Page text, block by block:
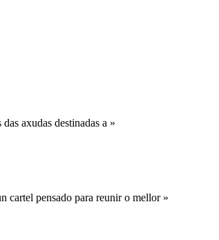
axudas destinadas a »
cartel pensado para reunir o mellor »